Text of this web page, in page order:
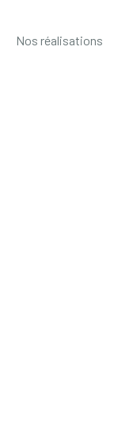
Nos réalisations